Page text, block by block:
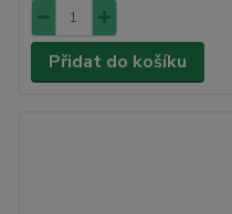
Přidat do košíku